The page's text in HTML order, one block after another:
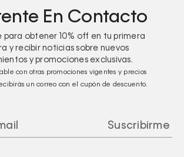
En Contacto
para obtener 10% off en tu primera
y recibir noticias sobre nuevos
y promociones exclusivas.
con otras promociones vigentes y precios
un correo con el cupón de descuento.